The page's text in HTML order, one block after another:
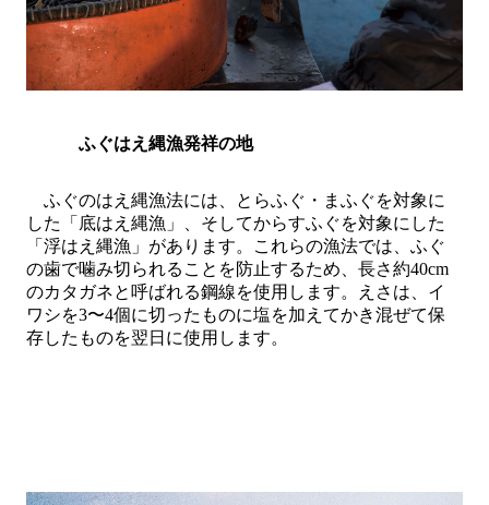
ふぐはえ縄漁発祥の地
ふぐのはえ縄漁法には、とらふぐ・まふぐを対象に
した「底はえ縄漁」、そしてからすふぐを対象にした
「浮はえ縄漁」があります。これらの漁法では、ふぐ
の歯で噛み切られることを防止するため、長さ約40cm
のカタガネと呼ばれる鋼線を使用します。えさは、イ
ワシを3〜4個に切ったものに塩を加えてかき混ぜて保
存したものを翌日に使用します。